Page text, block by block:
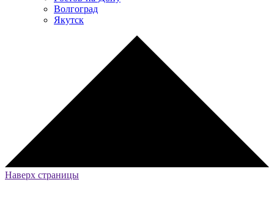
Волгоград
Якутск
Наверх страницы